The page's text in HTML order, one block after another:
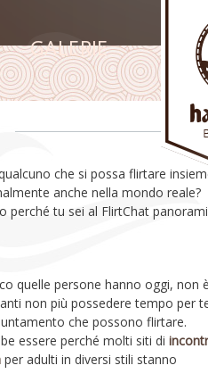
GALERIE
che si possa flirtare
anche nella mondo reale?
perché tu sei al FlirtChat
che sei fortunato perché
scrivere di qualunque cosa devi
quelle persone hanno oggi, non
non più possedere tempo per
che possono flirtare.
essere perché molti siti di
per adulti in diversi stili stanno